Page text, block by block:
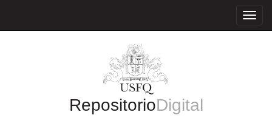
RepositorioDigital